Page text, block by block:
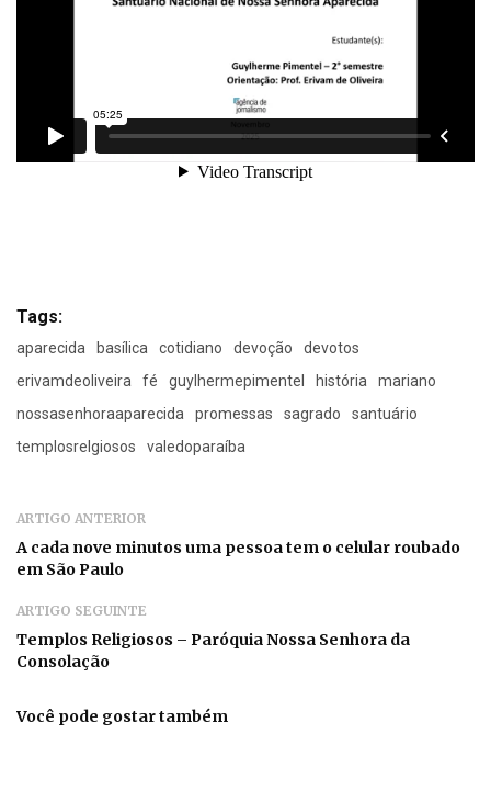
Tags:
aparecida basílica cotidiano devoção
devotos
erivamdeoliveira
fé guylhermepimentel história
mariano
nossasenhoraaparecida
promessas sagrado
santuário
templosrelgiosos
valedoparaíba
ARTIGO ANTERIOR
A cada nove minutos uma pessoa tem o celular roubado
em São Paulo
ARTIGO SEGUINTE
Templos Religiosos – Paróquia Nossa Senhora da
Consolação
Você pode gostar também